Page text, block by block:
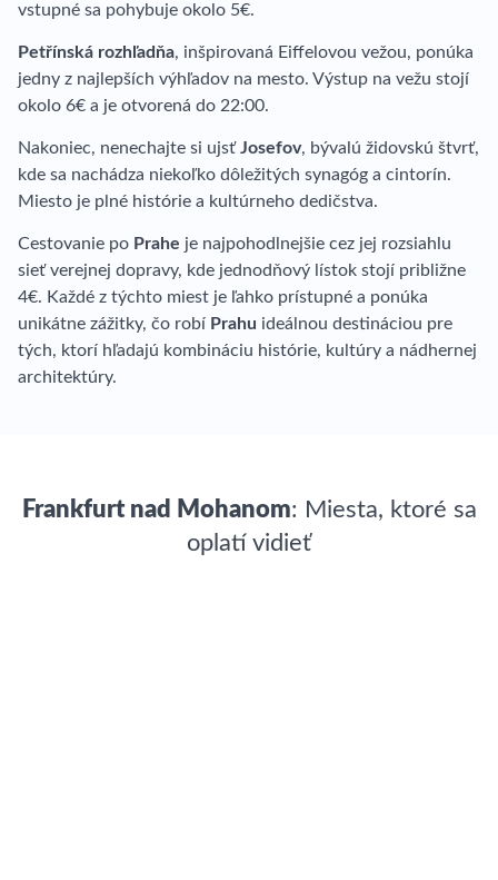
vstupné sa pohybuje okolo 5€.
Petřínská rozhľadňa, inšpirovaná Eiffelovou vežou, ponúka
jedny z najlepších výhľadov na mesto. Výstup na vežu stojí
okolo 6€ a je otvorená do 22:00.
Nakoniec, nenechajte si ujsťJosefov, bývalú židovskú štvrť,
kde sa nachádza niekoľko dôležitých synagóg a cintorín.
Miesto je plné histórie a kultúrneho dedičstva.
Cestovanie po Prahe je najpohodlnejšie cez jej rozsiahlu
sieť verejnej dopravy, kde jednodňový lístok stojí približne
4€. Každé z týchto miest je ľahko prístupné a ponúka
unikátne zážitky, čo robí Prahu ideálnou destináciou pre
tých, ktorí hľadajú kombináciu histórie, kultúry a nádhernej
architektúry.
Frankfurt nad Mohanom: Miesta, ktoré sa
oplatí vidieť